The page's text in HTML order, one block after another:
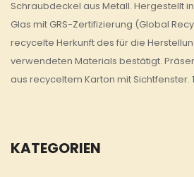
KATEGORIEN
Schraubdeckel aus Metall. Hergestellt
Glas mit GRS-Zertifizierung (Global
recycelte Herkunft des für die
verwendeten Materials bestätigt.
aus recyceltem Karton mit Sichtfenster.